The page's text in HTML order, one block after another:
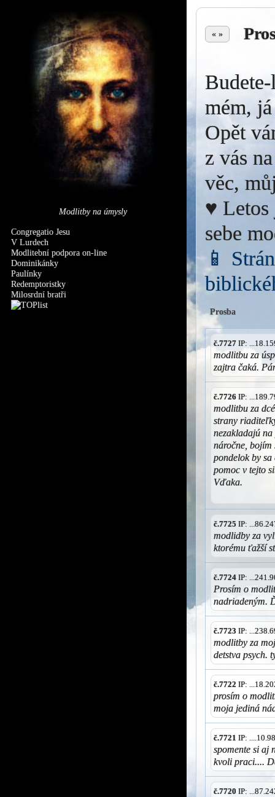
Modlitby na úmysly
Congregatio Jesu
V Lurdech
Modlitební podpora on-line
Dominikánky
Paulínky
Redemptoristky
Milosrdní bratři
« »
mém,
Opět
z vás
věc,
♥ Letos
sebe
📱
Prosba
č.7727 IP:
modlitbu za
zajtra čaká.
č.7726 IP:
modlitbu za
strany
nezakladajú
náročne, bojím
pondelok by
pomoc v tejto
Vďaka.
č.7725 IP:
modlidby za
ktorému ťažší
č.7724 IP:
Prosím o
nadriadeným.
č.7723 IP:
modlitby za
detstva psych.
č.7722 IP:
prosím o
moja jediná
č.7721 IP:
spomente si aj
kvoli praci....
č.7720 IP: